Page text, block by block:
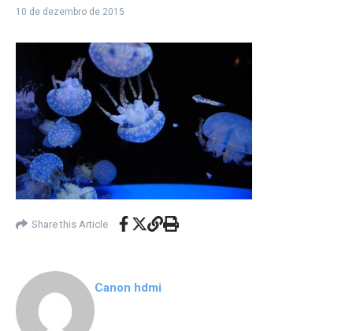
10 de dezembro de 2015
Share this Article
Canon hdmi